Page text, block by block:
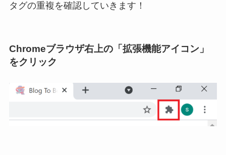
タグの重複を確認していきます！
Chromeブラウザ右上の「拡張機能アイコン」
をクリック